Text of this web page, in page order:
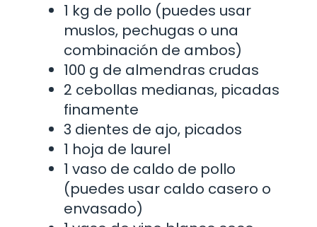
1 kg de pollo (puedes usar
muslos, pechugas o una
combinación de ambos)
100 g de almendras crudas
2 cebollas medianas, picadas
finamente
3 dientes de ajo, picados
1 hoja de laurel
1 vaso de caldo de pollo
(puedes usar caldo casero o
envasado)